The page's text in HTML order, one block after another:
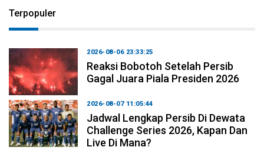
Terpopuler
2026-08-06 23:33:25
Reaksi Bobotoh Setelah Persib
Gagal Juara Piala Presiden 2026
2026-08-07 11:05:44
Jadwal Lengkap Persib Di Dewata
Challenge Series 2026, Kapan Dan
Live Di Mana?